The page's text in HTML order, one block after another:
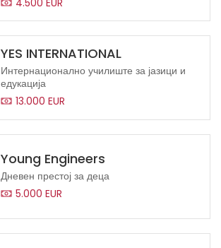
4.500 EUR
YES INTERNATIONAL
Интернационално училиште за јазици и
едукација
13.000 EUR
Young Engineers
Дневен престој за деца
5.000 EUR